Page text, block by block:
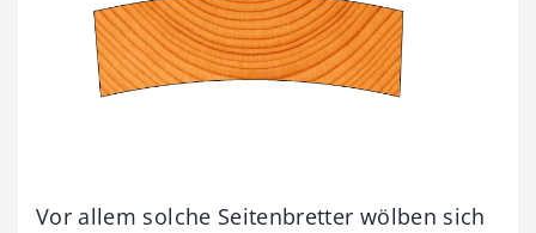
Vor allem solche Seitenbretter wölben sich